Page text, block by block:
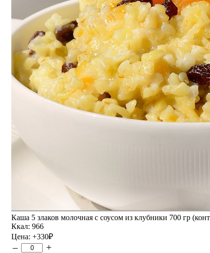
Каша 5 злаков молочная с соусом из клубники 700 гр
Ккал: 966
Цена: +330₽
– +